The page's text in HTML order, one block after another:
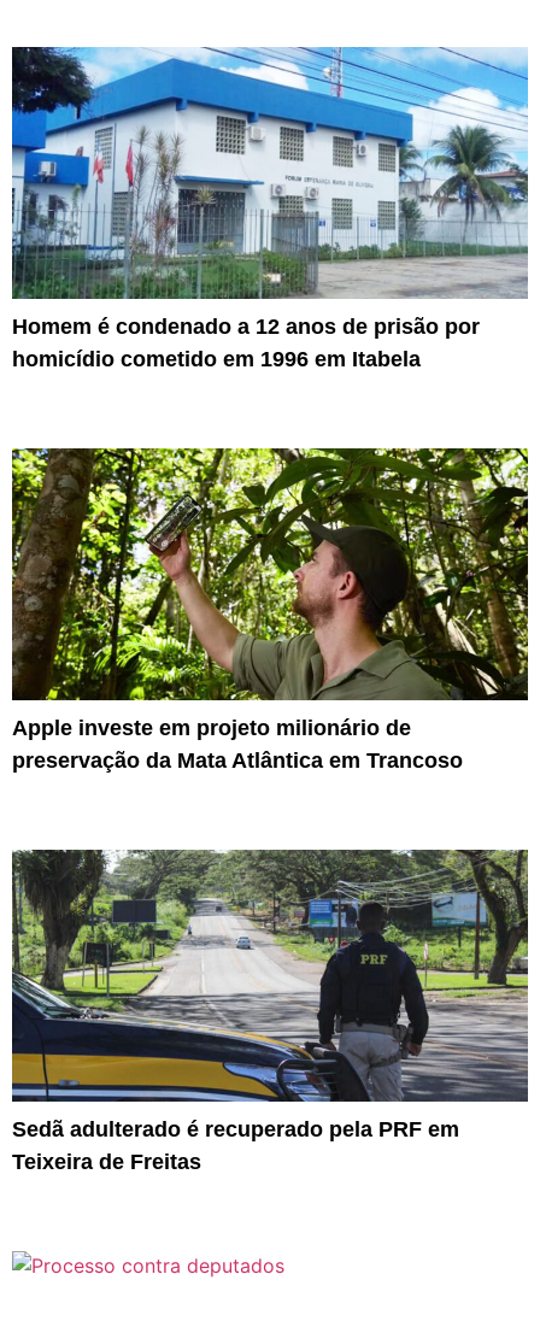
Homem é condenado a 12 anos de prisão por
homicídio cometido em 1996 em Itabela
Apple investe em projeto milionário de
preservação da Mata Atlântica em Trancoso
Sedã adulterado é recuperado pela PRF em
Teixeira de Freitas